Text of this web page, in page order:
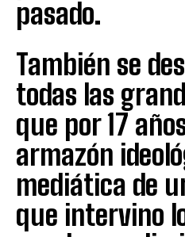
pasado.
También se
todas las
que por 17
armazón
mediática de
que intervino